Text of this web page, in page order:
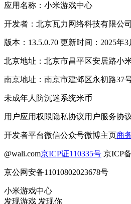
应用名称：小米游戏中心
开发者：北京瓦力网络科技有限公
版本：13.5.0.70 更新时间：2025年3
北京地址：北京市昌平区安居路小
南京地址：南京市建邺区永初路37
未成年人防沉迷系统米币
用户应用权限隐私协议用户服务协
开发者平台微信公众号微博主页商
@wali.com京ICP证110335号 京ICP
京公网安备11010802023678号
小米游戏中心
发现游戏 发现你